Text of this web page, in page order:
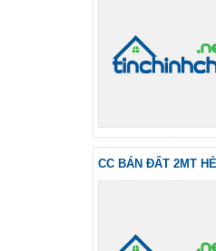
CC BÁN ĐẤT 2MT